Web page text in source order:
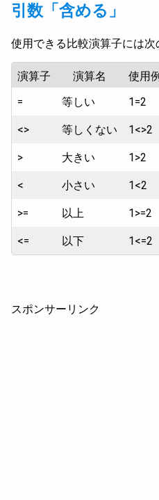
引数「含める」
使用できる比較演算子には次
演算子 演算名 使用
=
等しい 1=2
<> 等しくない 1<>2
> 大きい 1>2
< 小さい 1<2
>= 以上 1>=2
<= 以下 1<=2
スポンサーリンク